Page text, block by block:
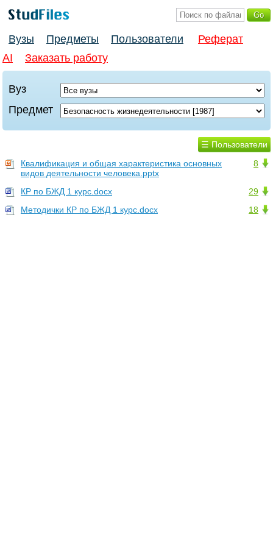
Вузы Предметы Пользователи
Реферат
AI
Заказать работу
Вуз
Предмет
☰ Пользователи
8
Квалификация и общая характеристика основных
видов деятельности человека.pptx
29
КР по БЖД 1 курс.docx
18
Методички КР по БЖД 1 курс.docx